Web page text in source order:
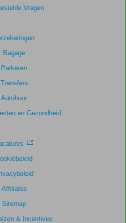
8,8
-
Vragen
Bagage
Parkeren
Transfers
Autohuur
en Gezondheid
Affiliates
Sitemap
& Incentives